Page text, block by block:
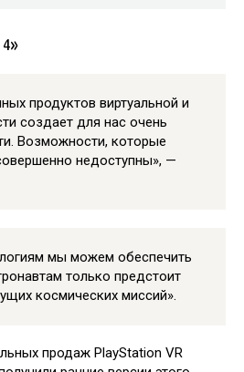
4»
продуктов виртуальной и
создает для нас очень
Возможности, которые
недоступны», —
мы можем обеспечить
только предстоит
космических миссий».
продаж PlayStation VR